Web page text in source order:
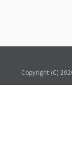
Copyright (C)